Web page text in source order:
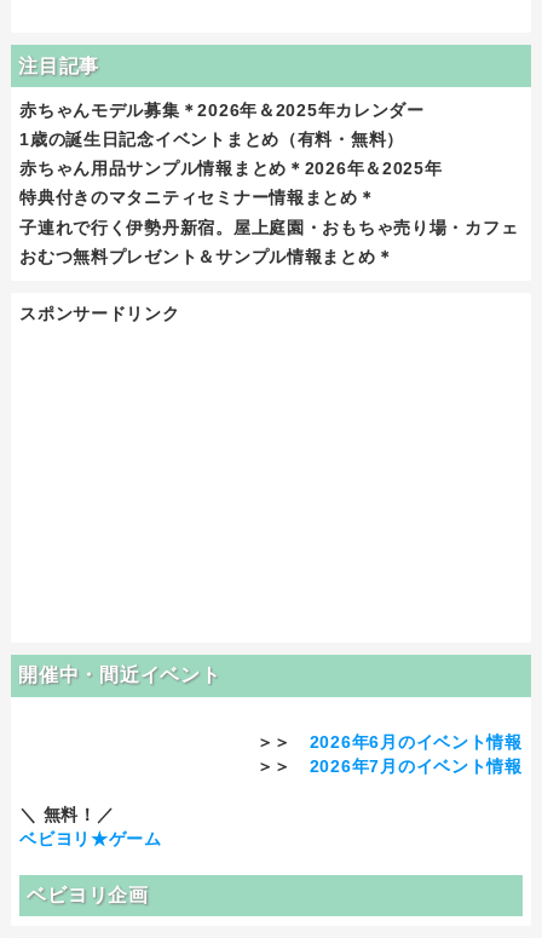
注目記事
赤ちゃんモデル募集＊2026年＆2025年カレンダー
1歳の誕生日記念イベントまとめ（有料・無料）
赤ちゃん用品サンプル情報まとめ＊2026年＆2025年
特典付きのマタニティセミナー情報まとめ＊
子連れで行く伊勢丹新宿。屋上庭園・おもちゃ売り場・カフェ
おむつ無料プレゼント＆サンプル情報まとめ＊
スポンサードリンク
開催中・間近イベント
＞＞ 2026年6月のイベント情報
＞＞ 2026年7月のイベント情報
＼ 無料！／
ベビヨリ★ゲーム
ベビヨリ企画